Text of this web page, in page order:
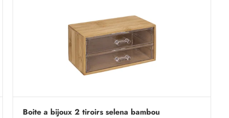
Boite a bijoux 2 tiroirs selena bambou